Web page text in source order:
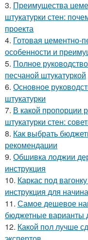
3. Преимущества
штукатурки стен:
проекта
4. Готовая цементно-
особенности и
5. Полное
песчаной штукатуркой
6. Основное
штукатурки
7. В какой пропорции
штукатурки стен:
8. Как выбрать
рекомендации
9. Обшивка лоджии
инструкция
10. Каркас под
инструкция для
11. Самое дешевое
бюджетные варианты
12. Какой пол лучше